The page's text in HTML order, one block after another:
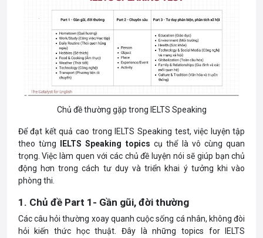
Chủ đề thường gặp trong IELTS Speaking
Để đạt kết quả cao trong IELTS Speaking test, việc luyện tập
theo từng
IELTSSpeaking topics cụ thể là vô cùng quan
trọng. Việc làm quen với các chủ đề luyện nói sẽ giúp bạn chủ
động hơn trong cách tư duy và triển khai ý tưởng khi vào
phòng thi.
1. Chủ đề Part 1- Gần gũi, đời thường
Các câu hỏi thường xoay quanh cuộc sống cá nhân, không đòi
hỏi kiến thức học thuật. Đây là những topics for IELTS